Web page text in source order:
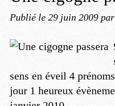
Publié le 29 juin 2009
sens en éveil 4
jour 1 heureux